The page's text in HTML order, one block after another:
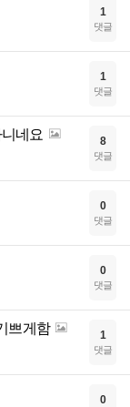
1
댓글
1
댓글
네요 8
댓글
0
댓글
0
댓글
쁘게함 1
댓글
0